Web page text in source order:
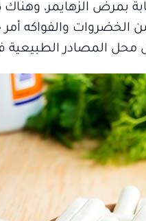
بمرض الزهايمر،
الخضروات والفواكه
المصادر الطبيعية